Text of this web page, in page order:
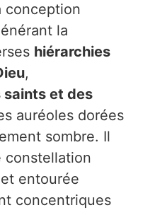
conception
la
hiérarchies
,
et des
auréoles dorées
sombre. Il
constellation
entourée
concentriques